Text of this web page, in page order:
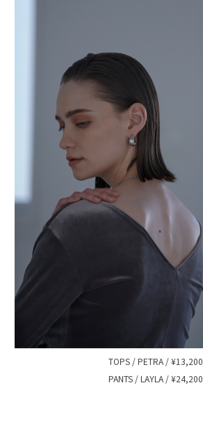
TOPS / PETRA / ¥13,200
PANTS / LAYLA / ¥24,200